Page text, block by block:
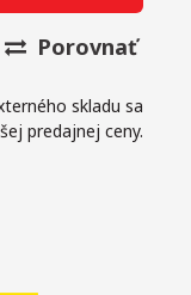
Porovnať
skladu sa
predajnej ceny.